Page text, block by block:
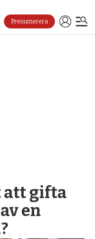
Prenumerera
att gifta
en